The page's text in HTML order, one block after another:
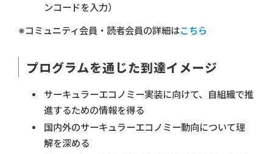
ンコードを入力）
※コミュニティ会員・読者会員の詳細はこちら
プログラムを通じた到達イメージ
サーキュラーエコノミー実装に向けて、自組織で推
進するための情報を得る
国内外のサーキュラーエコノミー動向について理
解を深める